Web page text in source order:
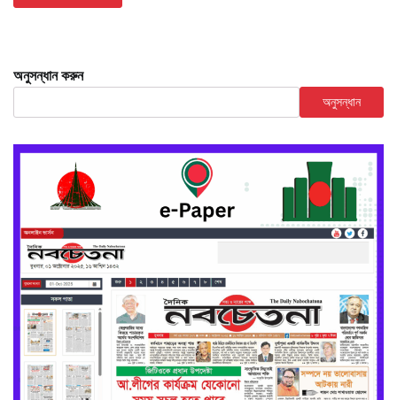
অনুসন্ধান করুন
অনুসন্ধান